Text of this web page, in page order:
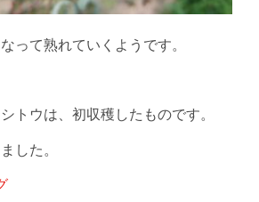
って熟れていくようです。
トウは、初収穫したものです。
した。